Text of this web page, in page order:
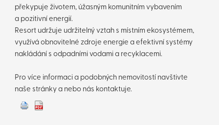
překypuje životem, úžasným komunitním vybavením
a pozitivní energií.
Resort udržuje udržitelný vztah s místním ekosystémem,
využívá obnovitelné zdroje energie a efektivní systémy
nakládání s odpadními vodami a recyklacemi.
Pro více informaci a podobných nemovitostí navštivte
naše stránky a nebo nás kontaktuje.